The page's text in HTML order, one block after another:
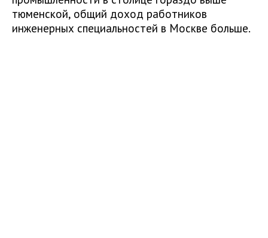
тюменской, общий доход работников
инженерных специальностей в Москве больше.